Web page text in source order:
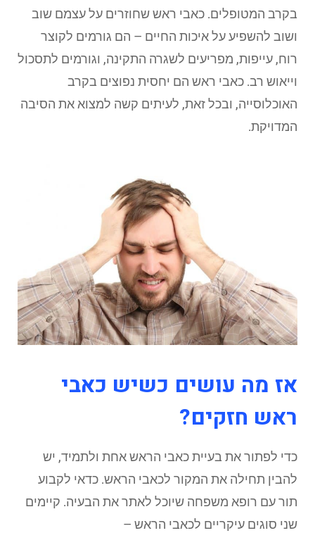
בקרב המטופלים. כאבי ראש שחוזרים על עצמם שוב
ושוב להשפיע על איכות החיים – הם גורמים לקוצר
רוח, עייפות, מפריעים לשגרה התקינה, וגורמים לתסכול
וייאוש רב. כאבי ראש הם יחסית נפוצים בקרב
האוכלוסייה, ובכל זאת, לעיתים קשה למצוא את הסיבה
המדויקת.
אז מה עושים כשיש כאבי
ראש חזקים?
כדי לפתור את בעיית כאבי הראש אחת ולתמיד, יש
להבין תחילה את המקור לכאבי הראש. כדאי לקבוע
תור עם רופא משפחה שיוכל לאתר את הבעיה. קיימים
שני סוגים עיקריים לכאבי הראש –